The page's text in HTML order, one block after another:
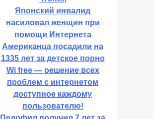
чтения
Японский инвалид
насиловал женщин при
помощи Интернета
Американца посадили на
1335 лет за детское порно
Wi free — решение всех
проблем с интернетом
доступное каждому
пользователю!